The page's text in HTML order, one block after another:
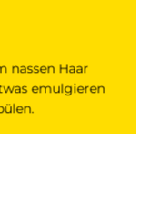
nassen Haar
emulgieren